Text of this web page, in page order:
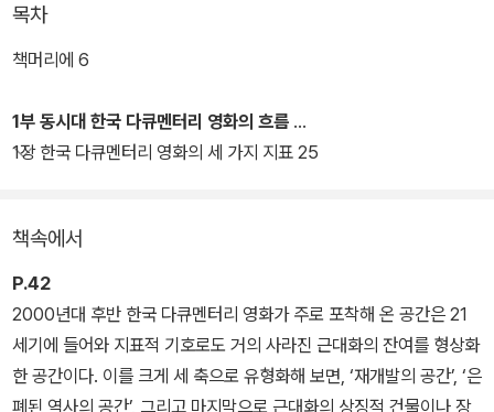
이 책은 ‘왜 공간이 부상하기 시작했을까?’에 대한 거시적 물음에서
한국 다큐멘터리 영화에서 공간은 지금 어떤 기능을 하고 있을까?’라
는 로컬적 질문까지 아우르면서 한국 다큐멘터리 영화의 역사를 공간
목차
책머리에 6
1부 동시대 한국 다큐멘터리 영화의 흐름
1장 한국 다큐멘터리 영화의 세 가지 지표 25
책속에서
P.42
2000년대 후반 한국 다큐멘터리 영화가 주로 포착해 온 공간은 21
세기에 들어와 지표적 기호로도 거의 사라진 근대화의 잔여를 형상화
한 공간이다. 이를 크게 세 축으로 유형화해 보면, ‘재개발의 공간’, ‘은
폐된 역사의 공간’, 그리고 마지막으로 근대화의 상징적 건물이나 장